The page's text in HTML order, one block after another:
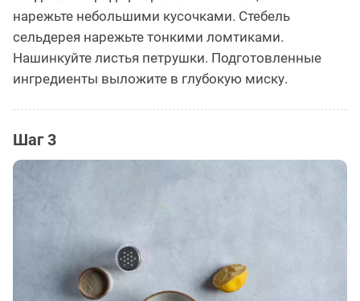
нарежьте небольшими кусочками. Стебель
сельдерея нарежьте тонкими ломтиками.
Нашинкуйте листья петрушки. Подготовленные
ингредиенты выложите в глубокую миску.
Шаг 3